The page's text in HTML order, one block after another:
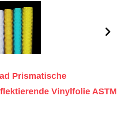
Prismatische
Vinylfolie ASTM